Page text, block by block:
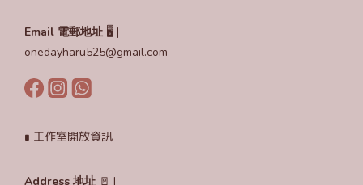
Email 電郵地址 🖥️ |
onedayharu525@gmail.com
∎ 工作室開放資訊
Address 地址 🚪 |